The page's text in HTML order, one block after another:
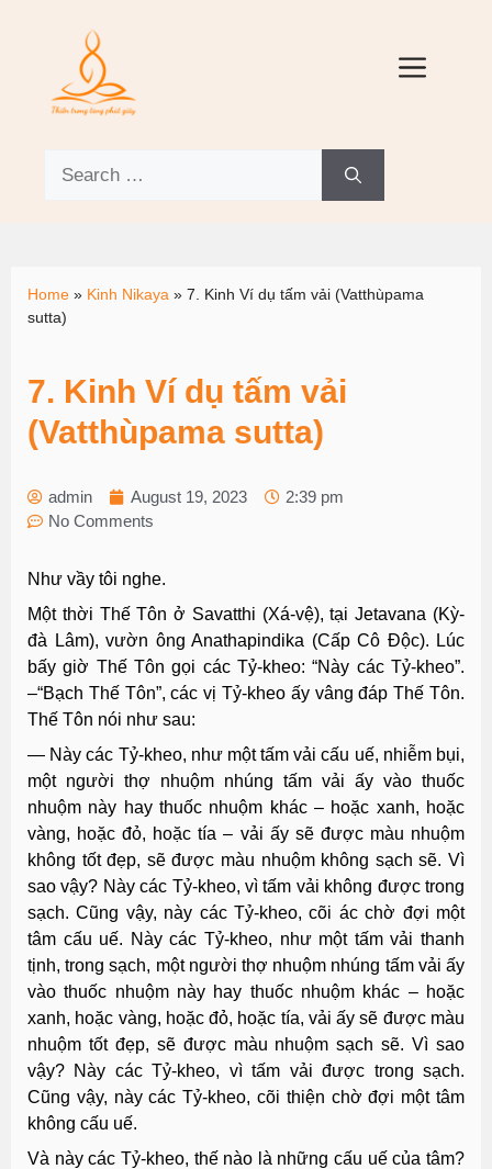
Home » Kinh Nikaya » 7. Kinh Ví dụ tấm vải (Vatthùpama
sutta)
7. Kinh Ví dụ tấm vải
(Vatthùpama sutta)
admin August 19, 2023
2:39 pm
No Comments
Như vầy tôi nghe.
Một thời Thế Tôn ở Savatthi (Xá-vệ), tại Jetavana (Kỳ-
đà Lâm), vườn ông Anathapindika (Cấp Cô Ðộc). Lúc
bấy giờ Thế Tôn gọi các Tỷ-kheo: “Này các Tỷ-kheo”.
–“Bạch Thế Tôn”, các vị Tỷ-kheo ấy vâng đáp Thế Tôn.
Thế Tôn nói như sau:
— Này các Tỷ-kheo, như một tấm vải cấu uế, nhiễm bụi,
một người thợ nhuộm nhúng tấm vải ấy vào thuốc
nhuộm này hay thuốc nhuộm khác – hoặc xanh, hoặc
vàng, hoặc đỏ, hoặc tía – vải ấy sẽ được màu nhuộm
không tốt đẹp, sẽ được màu nhuộm không sạch sẽ. Vì
sao vậy? Này các Tỷ-kheo, vì tấm vải không được trong
sạch. Cũng vậy, này các Tỷ-kheo, cõi ác chờ đợi một
tâm cấu uế. Này các Tỷ-kheo, như một tấm vải thanh
tịnh, trong sạch, một người thợ nhuộm nhúng tấm vải ấy
vào thuốc nhuộm này hay thuốc nhuộm khác – hoặc
xanh, hoặc vàng, hoặc đỏ, hoặc tía, vải ấy sẽ được màu
nhuộm tốt đẹp, sẽ được màu nhuộm sạch sẽ. Vì sao
vậy? Này các Tỷ-kheo, vì tấm vải được trong sạch.
Cũng vậy, này các Tỷ-kheo, cõi thiện chờ đợi một tâm
không cấu uế.
Và này các Tỷ-kheo, thế nào là những cấu uế của tâm?